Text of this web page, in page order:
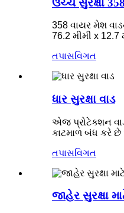
358 વાયર મેશ
76.2 મીમી x
તપાસવિગત
ધાર સુરક્ષા વાડ
એજ પ્રોટેક્શન
કાટમાળ બંધ કરે
તપાસવિગત
જાહેર સુરક્ષા